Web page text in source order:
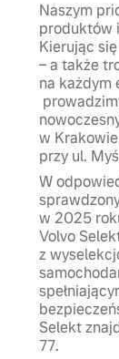
Naszym
produktów
Kierując
– a także
na każdym
w
przy ul.
W
w 2025
Volvo
z
Selekt
77.